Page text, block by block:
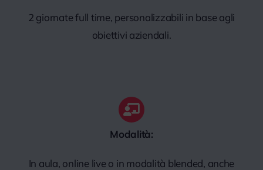
2 giornate full time, personalizzabili in base agli
obiettivi aziendali.
Modalità:
In aula, online live o in modalità blended, anche